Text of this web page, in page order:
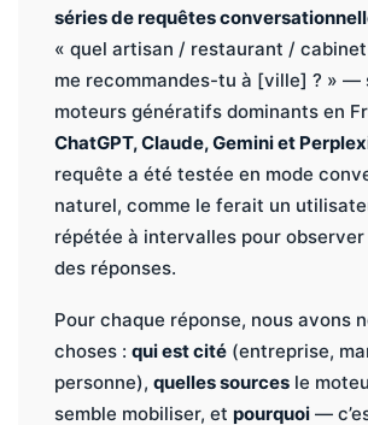
séries de requêtes
« quel artisan / restaurant /
me recommandes-tu à [ville] ? » —
moteurs génératifs dominants en
ChatGPT, Claude, Gemini et
requête a été testée en mode
naturel, comme le ferait un
répétée à intervalles pour
des réponses.
Pour chaque réponse, nous avons
choses : qui est cité (entreprise,
personne), quelles sources le
semble mobiliser, et pourquoi —